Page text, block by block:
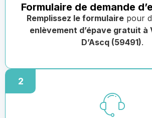
Formulaire de demande
Remplissez le formulaire pour
enlèvement d’épave gratuit à
D’Ascq (59491).
2